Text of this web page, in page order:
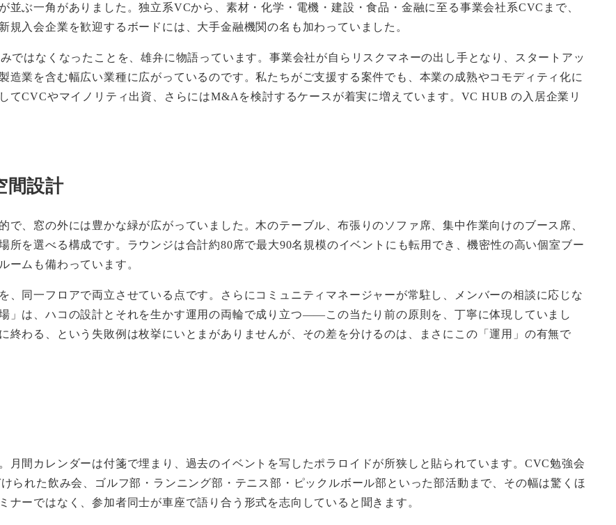
ぶ一角がありました。独立系VCから、素材・化学・電機・建設・食品・金融に至る事業会社系CVCまで、
入会企業を歓迎するボードには、大手金融機関の名も加わっていました。
ではなくなったことを、雄弁に物語っています。事業会社が自らリスクマネーの出し手となり、スタートアッ
業を含む幅広い業種に広がっているのです。私たちがご支援する案件でも、本業の成熟やコモディティ化に
てCVCやマイノリティ出資、さらにはM&Aを検討するケースが着実に増えています。VC HUB の入居企業リ
間設計
、窓の外には豊かな緑が広がっていました。木のテーブル、布張りのソファ席、集中作業向けのブース席、
所を選べる構成です。ラウンジは合計約80席で最大90名規模のイベントにも転用でき、機密性の高い個室ブー
ームも備わっています。
、同一フロアで両立させている点です。さらにコミュニティマネージャーが常駐し、メンバーの相談に応じな
」は、ハコの設計とそれを生かす運用の両輪で成り立つ——この当たり前の原則を、丁寧に体現していまし
終わる、という失敗例は枚挙にいとまがありませんが、その差を分けるのは、まさにこの「運用」の有無で
月間カレンダーは付箋で埋まり、過去のイベントを写したポラロイドが所狭しと貼られています。CVC勉強会
られた飲み会、ゴルフ部・ランニング部・テニス部・ピックルボール部といった部活動まで、その幅は驚くほ
ーではなく、参加者同士が車座で語り合う形式を志向していると聞きます。